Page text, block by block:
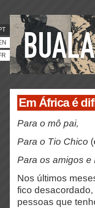
Em África é
Para o mô pai,
Para o Tio Chico
Para os amigos e
Nos últimos
fico
pessoas que